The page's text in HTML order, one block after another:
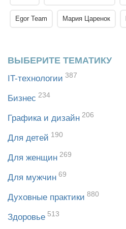
Egor Team Мария Царенок
ВЫБЕРИТЕ ТЕМАТИКУ
IT-технологии 387
Бизнес 234
Графика и дизайн 206
Для детей 190
Для женщин 269
Для мужчин 69
Духовные практики 880
Здоровье 513